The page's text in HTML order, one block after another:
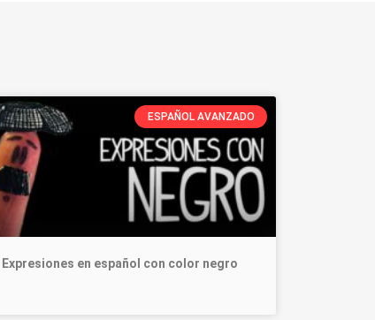
ESPAÑOL AVANZADO
Expresiones en español con color negro